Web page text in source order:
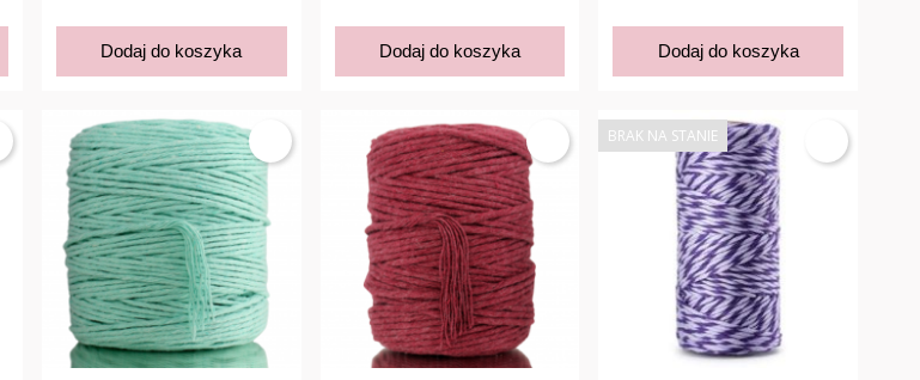
Dodaj do koszyka Dodaj do koszyka Dodaj do koszyka
BRAK NA STANIE